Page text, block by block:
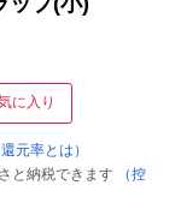
に入り
還元率とは）
と納税できます
（控